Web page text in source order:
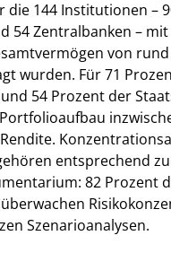
die 144 Institutionen –
54 Zentralbanken –
von
wurden. Für 71
54 Prozent der
entsprechend
82 Prozent
Szenarioanalysen.